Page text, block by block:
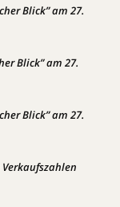
Blick” am 27.
Blick” am 27.
Blick” am 27.